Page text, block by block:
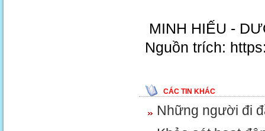
MINH HIẾU -
Nguồn trích:
CÁC TIN KHÁC
Những người đi